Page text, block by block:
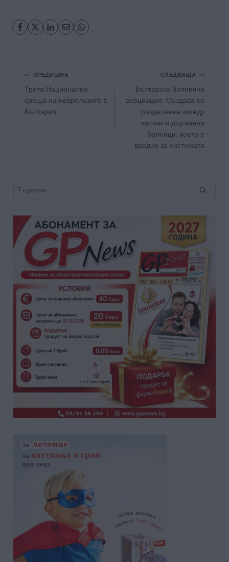
Навигация
ПРЕДИШНА
Трета Национална
среща на невролозите в
България
СЛЕДВАЩА
Българска болнична
асоциация: Създава се
разделение между
частни и държавни
болници, което е
вредно за системата
Търсене